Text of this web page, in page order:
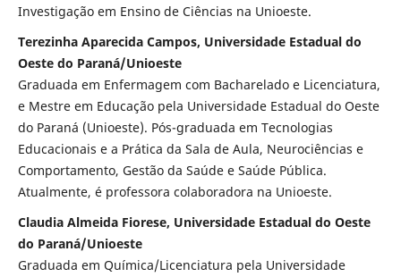
Investigação em Ensino de Ciências na Unioeste.
Terezinha Aparecida Campos, Universidade Estadual do
Oeste do Paraná/Unioeste
Graduada em Enfermagem com Bacharelado e Licenciatura,
e Mestre em Educação pela Universidade Estadual do Oeste
do Paraná (Unioeste). Pós-graduada em Tecnologias
Educacionais e a Prática da Sala de Aula, Neurociências e
Comportamento, Gestão da Saúde e Saúde Pública.
Atualmente, é professora colaboradora na Unioeste.
Claudia Almeida Fiorese, Universidade Estadual do Oeste
do Paraná/Unioeste
Graduada em Química/Licenciatura pela Universidade